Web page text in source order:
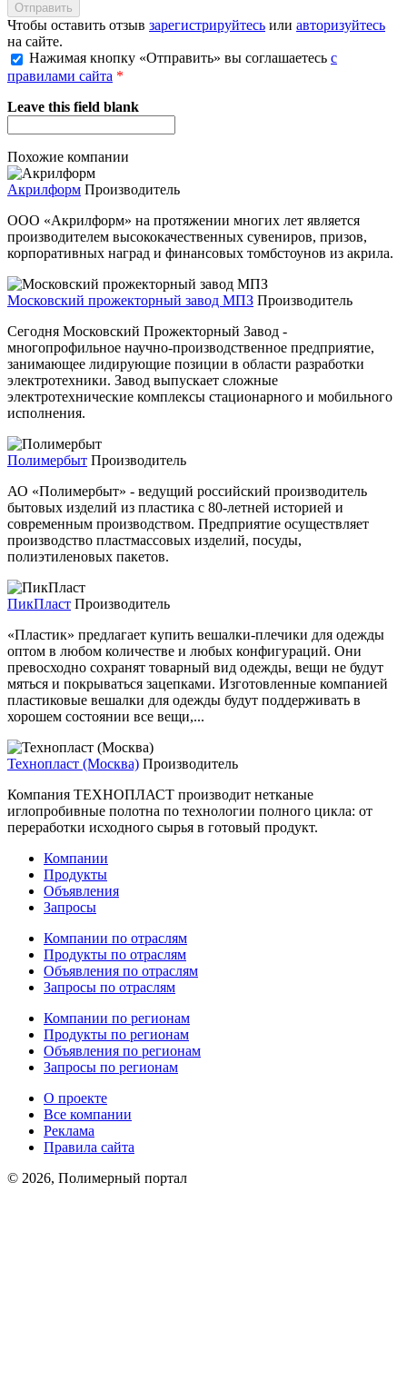
Чтобы оставить отзыв зарегистрируйтесь или авторизуйтесь
на сайте.
Нажимая кнопку «Отправить» вы соглашаетесь с
правилами сайта *
Leave this field blank
Похожие компании
Акрилформ Производитель
ООО «Акрилформ» на протяжении многих лет является
производителем высококачественных сувениров, призов,
корпоративных наград и финансовых томбстоунов из акрила.
Московский прожекторный завод МПЗ Производитель
Сегодня Московский Прожекторный Завод -
многопрофильное научно-производственное предприятие,
занимающее лидирующие позиции в области разработки
электротехники. Завод выпускает сложные
электротехнические комплексы стационарного и мобильного
исполнения.
Полимербыт Производитель
АО «Полимербыт» - ведущий российский производитель
бытовых изделий из пластика с 80-летней историей и
современным производством. Предприятие осуществляет
производство пластмассовых изделий, посуды,
полиэтиленовых пакетов.
ПикПласт Производитель
«Пластик» предлагает купить вешалки-плечики для одежды
оптом в любом количестве и любых конфигураций. Они
превосходно сохранят товарный вид одежды, вещи не будут
мяться и покрываться зацепками. Изготовленные компанией
пластиковые вешалки для одежды будут поддерживать в
хорошем состоянии все вещи,...
Технопласт (Москва) Производитель
Компания ТЕХНОПЛАСТ производит нетканые
иглопробивные полотна по технологии полного цикла: от
переработки исходного сырья в готовый продукт.
Компании
Продукты
Объявления
Запросы
Компании по отраслям
Продукты по отраслям
Объявления по отраслям
Запросы по отраслям
Компании по регионам
Продукты по регионам
Объявления по регионам
Запросы по регионам
О проекте
Все компании
Реклама
Правила сайта
© 2026, Полимерный портал